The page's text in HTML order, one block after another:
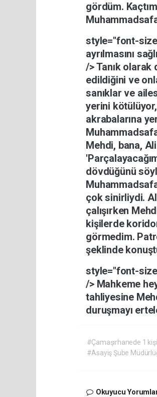
gördüm.
style="font-
ayrılmasını
/> Tanık olarak
edildiğini ve
sanıklarve
yerini kötülüyor,
akrabalarına
Mehdi, bana, Ali
dövdüğünü
çoksinirliydi.
çalışırken
kişilerde
görmedim.
şeklinde
style="font-
/> Mahkeme
tahliyesine
duruşmayı
#Çamaşırhanede 1
#Asayiş Şube
Okuyucu